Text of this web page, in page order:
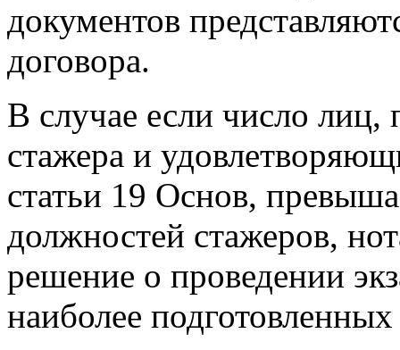
документов
договора.
В случае если число
стажера и
статьи 19 Основ,
должностей стажеров,
решение о проведении
наиболее